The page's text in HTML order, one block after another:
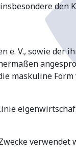
V., sowie der
maskuline Form